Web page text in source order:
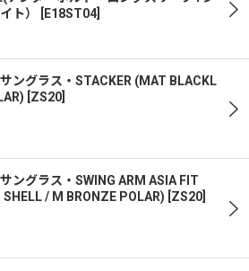
ト）
E18ST04
ングラス・STACKER (MAT BLACKL
[ZS20]
ングラス・SWING ARM ASIA FIT
/ M BRONZE POLAR) [ZS20]